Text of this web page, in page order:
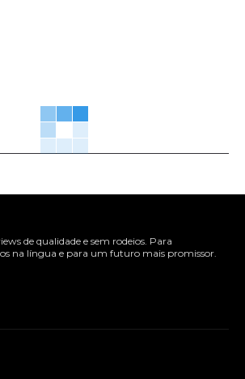
de qualidade e sem rodeios. Para
na língua e para um futuro mais promissor.